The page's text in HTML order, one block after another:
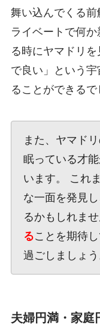
舞い込んでくる
ライベートで何
る時にヤマドリ
で良い」という宇
ることができるで
また、ヤマド
眠っている才
います。 これ
な一面を発見
るかもしれませ
ることを期待
過ごしましょう
夫婦円満・家庭